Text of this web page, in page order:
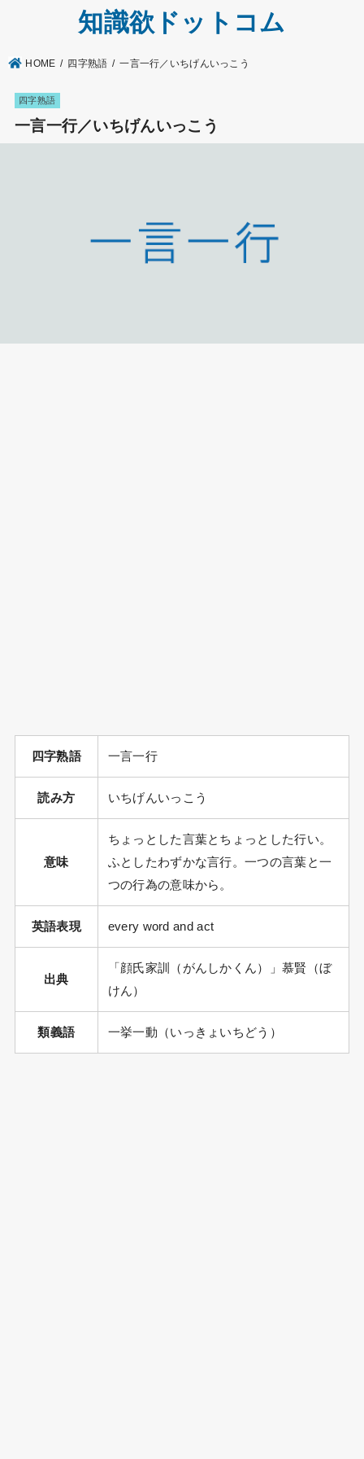
知識欲ドットコム
HOME 四字熟語 一言一行／いちげんいっこう
四字熟語
一言一行／いちげんいっこう
四字熟語 一言一行
読み方 いちげんいっこう
意味
ちょっとした言葉とちょっとした行い。
ふとしたわずかな言行。一つの言葉と一
つの行為の意味から。
英語表現 every word and act
出典
「顔氏家訓（がんしかくん）」慕賢（ぼ
けん）
類義語 一挙一動（いっきょいちどう）